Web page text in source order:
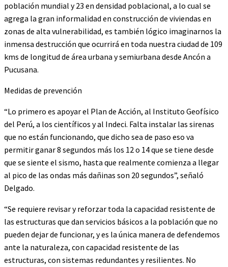
población mundial y 23 en densidad poblacional, a lo cual se
agrega la gran informalidad en construcción de viviendas en
zonas de alta vulnerabilidad, es también lógico imaginarnos la
inmensa destrucción que ocurrirá en toda nuestra ciudad de 109
kms de longitud de área urbana y semiurbana desde Ancón a
Pucusana.
Medidas de prevención
“Lo primero es apoyar el Plan de Acción, al Instituto Geofísico
del Perú, a los científicos y al Indeci. Falta instalar las sirenas
que no están funcionando, que dicho sea de paso eso va
permitir ganar 8 segundos más los 12 o 14 que se tiene desde
que se siente el sismo, hasta que realmente comienza a llegar
al pico de las ondas más dañinas son 20 segundos”, señaló
Delgado.
“Se requiere revisar y reforzar toda la capacidad resistente de
las estructuras que dan servicios básicos a la población que no
pueden dejar de funcionar, y es la única manera de defendemos
ante la naturaleza, con capacidad resistente de las
estructuras, con sistemas redundantes y resilientes. No